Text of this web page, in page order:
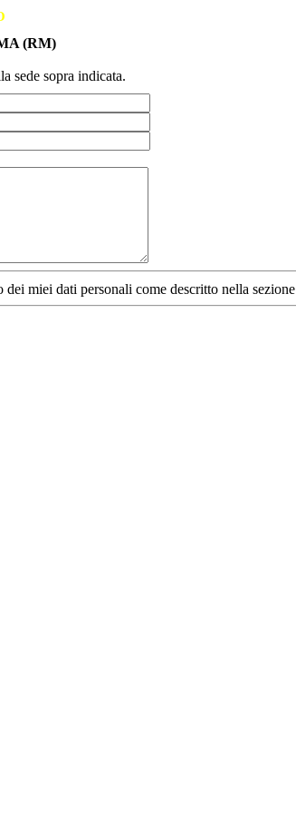
(RM)
sede sopra indicata.
miei dati personali come descritto nella sezione